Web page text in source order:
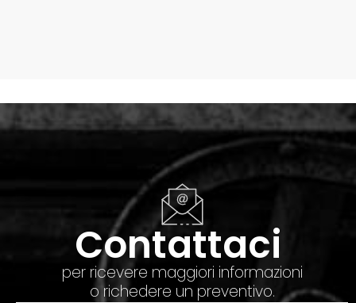
Contattaci
per ricevere maggiori informazioni
o richedere un preventivo.